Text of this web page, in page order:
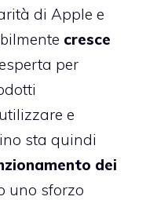
di Apple e
cresce
per
e
sta quindi
dei
uno sforzo